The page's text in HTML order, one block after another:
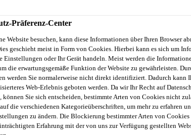
Präferenz-Center
Website besuchen, kann diese Informationen über Ihren Browser
geschieht meist in Form von Cookies. Hierbei kann es sich um
Einstellungen oder Ihr Gerät handeln. Meist werden die
die erwartungsgemäße Funktion der Website zu gewährleisten.
werden Sie normalerweise nicht direkt identifiziert. Dadurch kann
Web-Erlebnis geboten werden. Da wir Ihr Recht auf
können Sie sich entscheiden, bestimmte Arten von Cookies nicht
die verschiedenen Kategorieüberschriften, um mehr zu erfahren
zu ändern. Die Blockierung bestimmter Arten von
Erfahrung mit der von uns zur Verfügung gestellten